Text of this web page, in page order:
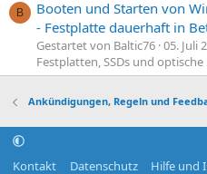
B
Booten und Starten von
- Festplatte dauerhaft in
Gestartet von Baltic76 05. Juli
Festplatten, SSDs und
Ankündigungen, Regeln und
Kontakt Datenschutz Hilfe und